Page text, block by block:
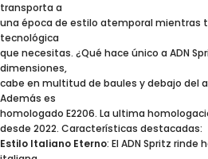
transporta a
una época de estilo atemporal mientras
tecnológica
que necesitas. ¿Qué hace único a ADN
dimensiones,
cabe en multitud de baules y debajo del
Además es
homologado E2206. La ultima
desde 2022. Características destacadas:
Estilo Italiano Eterno: El ADN Spritz